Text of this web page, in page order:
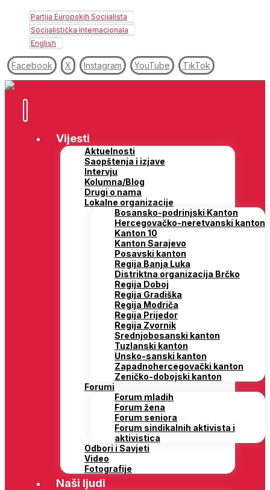
Partija Europskih Socijalista
Socijalistička Internacionala
English
Facebook X Instagram YouTube TikTok
Vijesti
Aktuelnosti
Saopštenja i izjave
Intervju
Kolumna/Blog
Drugi o nama
Lokalne organizacije
Bosansko-podrinjski Kanton
Hercegovačko-neretvanski kanton
Kanton 10
Kanton Sarajevo
Posavski kanton
Regija Banja Luka
Distriktna organizacija Brčko
Regija Doboj
Regija Gradiška
Regija Modriča
Regija Prijedor
Regija Zvornik
Srednjobosanski kanton
Tuzlanski kanton
Unsko-sanski kanton
Zapadnohercegovački kanton
Zeničko-dobojski kanton
Forumi
Forum mladih
Forum žena
Forum seniora
Forum sindikalnih aktivista i
aktivistica
Odbori i Savjeti
Video
Fotografije
Naši ljudi